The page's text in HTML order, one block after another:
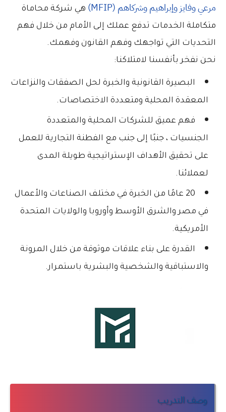
مرعي وفايز وإبراهيم وشركاهم (MFIP)
هي شركة محاماة
متكاملة الخدمات تدفع عملك إلى الأمام من خلال فهم
التحديات التي تواجهك وفهم القانون وفهمك.
نحن نفخر بأنفسنا لامتلاكنا:
البصيرة القانونية والخبرة لحل الصفقات والنزاعات
المعقدة المحلية ومتعددة الاختصاصات.
فهم عميق للشركات المحلية والمتعددة
الجنسيات ، جنبًا إلى جنب مع الفطنة التجارية للعمل
على تحقيق الأهداف الإستراتيجية طويلة المدى
لعملائنا.
20 عامًا من الخبرة في مختلف الصناعات والأعمال
في مصر والشرق الأوسط وأوروبا والولايات المتحدة
الأمريكية.
القدرة على بناء علاقات موثوقة من خلال المرونة
والاستباقية والشخصية والبشرية باستمرار.
وصف التدريب